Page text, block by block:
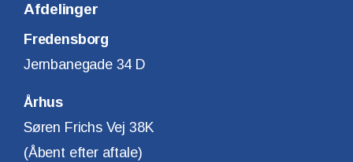
Afdelinger
Fredensborg
Jernbanegade 34 D
Århus
Søren Frichs Vej 38K
(Åbent efter aftale)